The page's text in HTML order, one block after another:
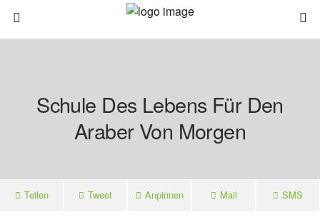
Schule Des Lebens Für Den
Araber Von Morgen
Teilen Tweet Anpinnen Mail SMS